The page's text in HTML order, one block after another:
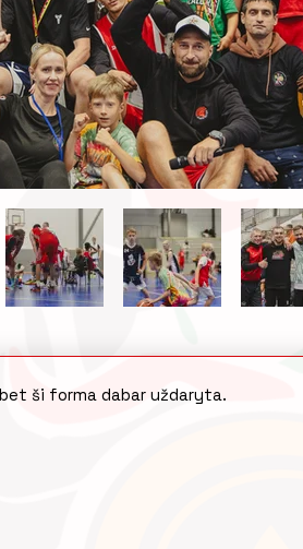
ši forma dabar uždaryta.